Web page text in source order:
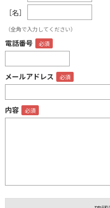
［名］
（全角で入力してください）
電話番号
メールアドレス
内容